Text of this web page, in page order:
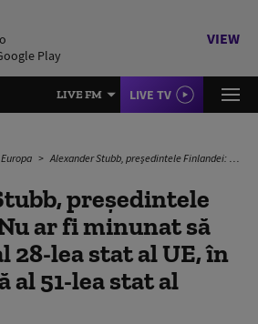
Play
VIEW
LIVE FM LIVE TV
Europa Alexander Stubb, preşedintele Finlandei: „Nu ar fi minunat să fie Canada al 28-lea stat al UE, în loc să devină al 51-lea stat al SUA?”
preşedintele
ar fi minunat să
28-lea stat al UE, în
al 51-lea stat al